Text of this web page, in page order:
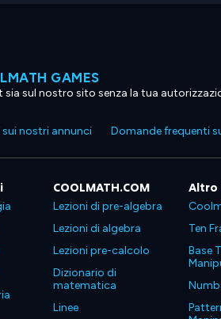
GAMES
sul nostro sito senza la tua
nostri annunci Domande frequenti
COOLMATH.COM
Lezioni di pre-algebra
Lezioni di algebra
Lezioni pre-calcolo
Dizionario di
matematica
Linee
Altro
Ten
Base